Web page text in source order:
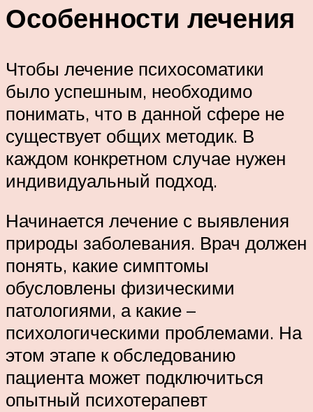
Особенности лечения
Чтобы лечение психосоматики
было успешным, необходимо
понимать, что в данной сфере не
существует общих методик. В
каждом конкретном случае нужен
индивидуальный подход.
Начинается лечение с выявления
природы заболевания. Врач должен
понять, какие симптомы
обусловлены физическими
патологиями, а какие –
психологическими проблемами. На
этом этапе к обследованию
пациента может подключиться
опытный психотерапевт